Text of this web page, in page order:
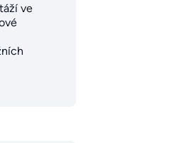
ve